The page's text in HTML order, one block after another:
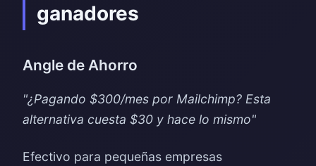
ganadores
Angle de Ahorro
"¿Pagando $300/mes por Mailchimp? Esta
alternativa cuesta $30 y hace lo mismo"
Efectivo para pequeñas empresas